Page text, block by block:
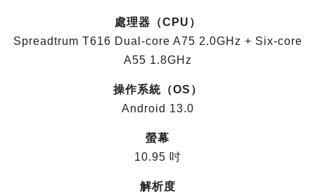
處理器（CPU）
Spreadtrum T616 Dual-core A75 2.0GHz + Six-core
A55 1.8GHz
操作系統（OS）
Android 13.0
螢幕
10.95 吋
解析度